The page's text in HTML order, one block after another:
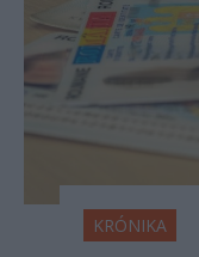
KRÓNIKA